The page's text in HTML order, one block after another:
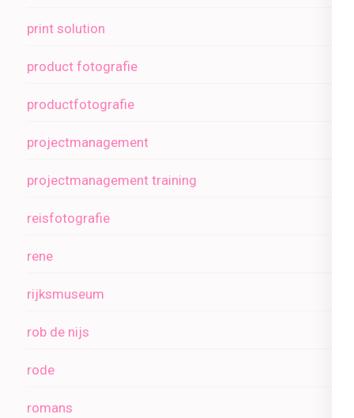
print solution
product fotografie
productfotografie
projectmanagement
projectmanagement training
reisfotografie
rene
rijksmuseum
rob de nijs
rode
romans